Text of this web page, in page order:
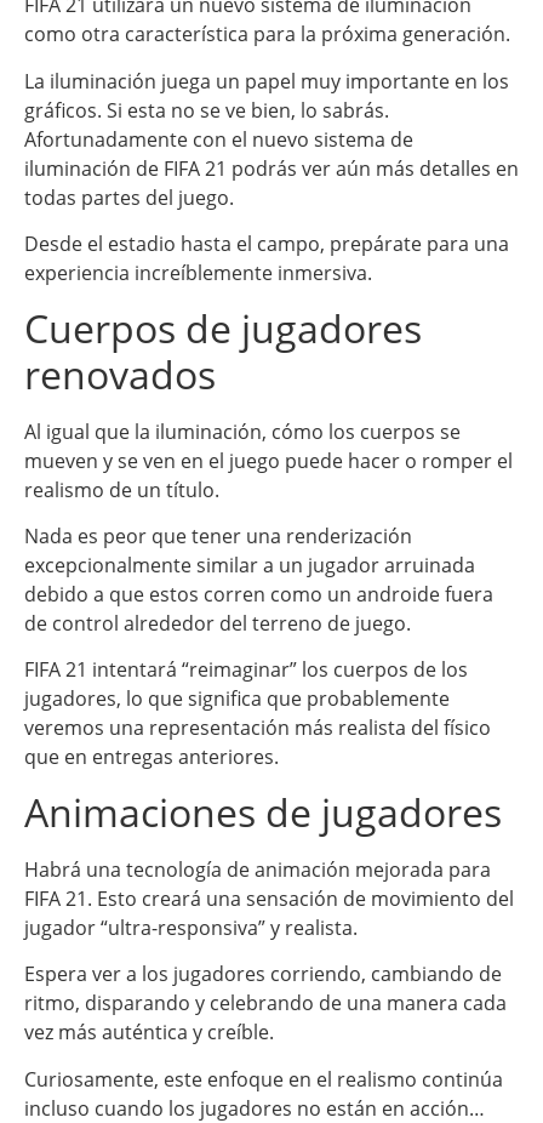
FIFA 21 utilizará un nuevo sistema de iluminación
como otra característica para la próxima generación.
La iluminación juega un papel muy importante en los
gráficos. Si esta no se ve bien, lo sabrás.
Afortunadamente con el nuevo sistema de
iluminación de FIFA 21 podrás ver aún más detalles en
todas partes del juego.
Desde el estadio hasta el campo, prepárate para una
experiencia increíblemente inmersiva.
Cuerpos de jugadores
renovados
Al igual que la iluminación, cómo los cuerpos se
mueven y se ven en el juego puede hacer o romper el
realismo de un título.
Nada es peor que tener una renderización
excepcionalmente similar a un jugador arruinada
debido a que estos corren como un androide fuera
de control alrededor del terreno de juego.
FIFA 21 intentará “reimaginar” los cuerpos de los
jugadores, lo que significa que probablemente
veremos una representación más realista del físico
que en entregas anteriores.
Animaciones de jugadores
Habrá una tecnología de animación mejorada para
FIFA 21. Esto creará una sensación de movimiento del
jugador “ultra-responsiva” y realista.
Espera ver a los jugadores corriendo, cambiando de
ritmo, disparando y celebrando de una manera cada
vez más auténtica y creíble.
Curiosamente, este enfoque en el realismo continúa
incluso cuando los jugadores no están en acción…